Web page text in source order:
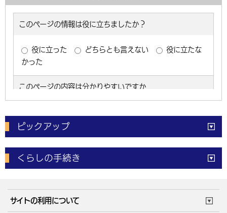
ピックアップ
電子申請 窓口の混雑状況
体育施設予約状況 ご意見・ご要望
くらしの手続き
成人・仕事
サイトの利用について